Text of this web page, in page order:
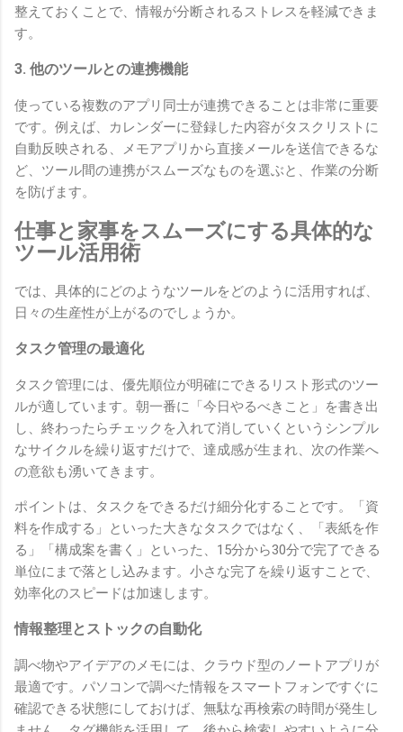
整えておくことで、情報が分断されるストレスを軽減できま
す。
3. 他のツールとの連携機能
使っている複数のアプリ同士が連携できることは非常に重要
です。例えば、カレンダーに登録した内容がタスクリストに
自動反映される、メモアプリから直接メールを送信できるな
ど、ツール間の連携がスムーズなものを選ぶと、作業の分断
を防げます。
仕事と家事をスムーズにする具体的な
ツール活用術
では、具体的にどのようなツールをどのように活用すれば、
日々の生産性が上がるのでしょうか。
タスク管理の最適化
タスク管理には、優先順位が明確にできるリスト形式のツー
ルが適しています。朝一番に「今日やるべきこと」を書き出
し、終わったらチェックを入れて消していくというシンプル
なサイクルを繰り返すだけで、達成感が生まれ、次の作業へ
の意欲も湧いてきます。
ポイントは、タスクをできるだけ細分化することです。「資
料を作成する」といった大きなタスクではなく、「表紙を作
る」「構成案を書く」といった、15分から30分で完了できる
単位にまで落とし込みます。小さな完了を繰り返すことで、
効率化のスピードは加速します。
情報整理とストックの自動化
調べ物やアイデアのメモには、クラウド型のノートアプリが
最適です。パソコンで調べた情報をスマートフォンですぐに
確認できる状態にしておけば、無駄な再検索の時間が発生し